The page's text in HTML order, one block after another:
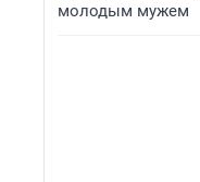
молодым мужем